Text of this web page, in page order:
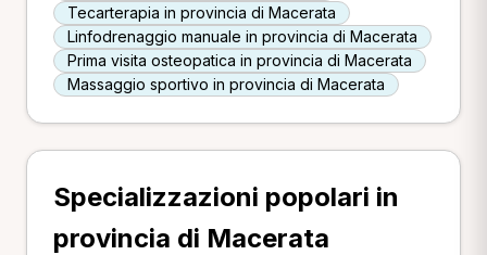
Tecarterapia in provincia di Macerata
Linfodrenaggio manuale in provincia di Macerata
Prima visita osteopatica in provincia di Macerata
Massaggio sportivo in provincia di Macerata
Specializzazioni popolari in
provincia di Macerata